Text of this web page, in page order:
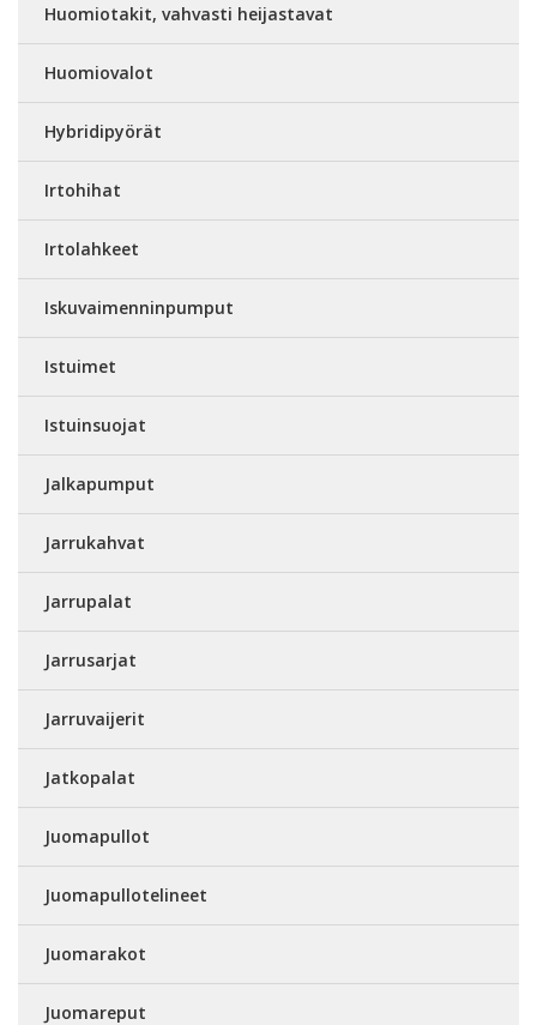
Huomiotakit, vahvasti heijastavat
Huomiovalot
Hybridipyörät
Irtohihat
Irtolahkeet
Iskuvaimenninpumput
Istuimet
Istuinsuojat
Jalkapumput
Jarrukahvat
Jarrupalat
Jarrusarjat
Jarruvaijerit
Jatkopalat
Juomapullot
Juomapullotelineet
Juomarakot
Juomareput